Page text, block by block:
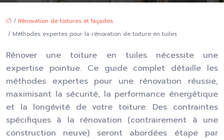
/ Rénovation de toitures et façades
/ Méthodes expertes pour la rénovation de toiture en tuiles
Rénover une toiture en tuiles nécessite une
expertise pointue. Ce guide complet détaille les
méthodes expertes pour une rénovation réussie,
maximisant la sécurité, la performance énergétique
et la longévité de votre toiture. Des contraintes
spécifiques à la rénovation (contrairement à une
construction neuve) seront abordées étape par